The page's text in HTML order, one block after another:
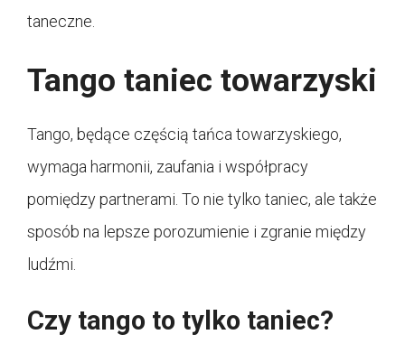
taneczne.
Tango taniec towarzyski
Tango, będące częścią tańca towarzyskiego,
wymaga harmonii, zaufania i współpracy
pomiędzy partnerami. To nie tylko taniec, ale także
sposób na lepsze porozumienie i zgranie między
ludźmi.
Czy tango to tylko taniec?